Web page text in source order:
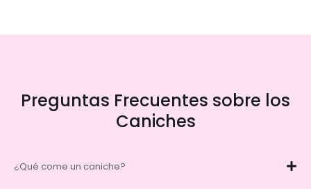
Preguntas Frecuentes sobre los
Caniches
¿Qué come un caniche?